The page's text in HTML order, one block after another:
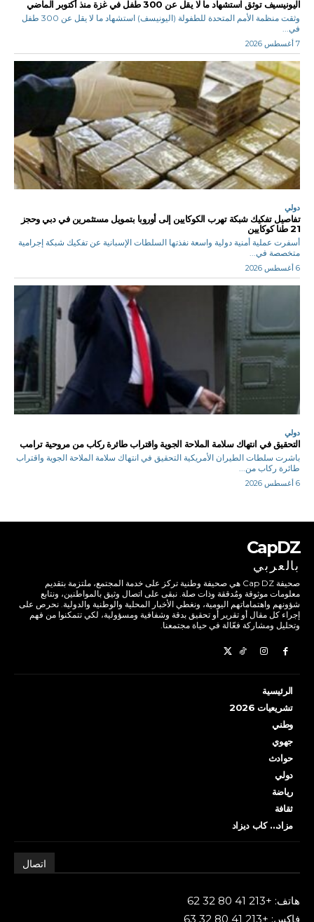
اليونيسيف توثق استشهاد ما لا يقل عن 300 طفل في غزة منذ أكتوبر الماضي
وثقت منظمة الأمم المتحدة للطفولة (اليونيسف) استشهاد ما لا يقل عن 300 طفل
في...
7 أغسطس 2026
دولي
تفاصيل تفكيك شبكة تهرب الكوكايين إلى أوروبا بتمويل مستثمرين في دبي وحجز
21 طنا كوكايين
أسفرت عملية أمنية دولية واسعة نفذتها السلطات الإسبانية عن تفكيك شبكة إجرامية
متخصصة في...
6 أغسطس 2026
دولي
التحقيق في انتهاك سلامة الملاحة الجوية واقتراب طائرة ركاب من مروحية ترامب
باشرت سلطات الطيران الأمريكية التحقيق في انتهاك سلامة الملاحة الجوية واقتراب
طائرة ركاب من...
6 أغسطس 2026
CapDZ
بالعربي
صحيفة Cap DZ هي صحيفة وطنية تركز على خدمة المجتمع، ملتزمة بتقديم
معلومات موثوقة ومُدققة وذات صلة. نبقى على اتصال وثيق بالمواطنين، ونتابع
شؤونهم واهتماماتهم اليومية، ونغطي الأخبار المحلية والوطنية والدولية. نحرص على
إجراء كل مقال أو تقرير أو تحقيق بدقة وشفافية ومسؤولية، لكي تتمكنوا من فهم
وتحليل ومشاركة فعّالة في حياة مجتمعنا.
الرئيسية
تشريعيات 2026
وطني
جهوي
حوادث
دولي
رياضة
ثقافة
مزاد… كاب ديزاد
اتصال
هاتف: +213 41 80 32 62
فاكس: +213 41 80 32 63